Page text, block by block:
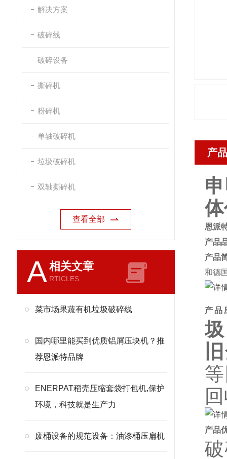
解决方案
破碎线
破碎设备
撕碎机
粉碎机
单轴破碎机
垃圾破碎机
双轴撕碎机
查看全部
A相关文章
RTICLES
菜市场果蔬有机垃圾破碎线
国内哪里能买到优质铝屑压块机？推
荐恩派特品牌
ENERPAT稻壳压缩套袋打包机,保护
环境，科技就是生产力
废桶设备的规范设备：油漆桶压扁机
产
恩派
产品
产品
和德
产品
产品